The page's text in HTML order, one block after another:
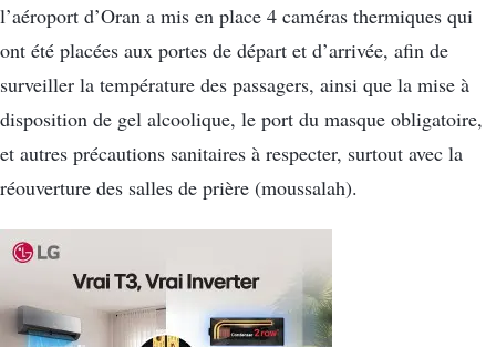
l’aéroport d’Oran a mis en place 4 caméras thermiques qui
ont été placées aux portes de départ et d’arrivée, afin de
surveiller la température des passagers, ainsi que la mise à
disposition de gel alcoolique, le port du masque obligatoire,
et autres précautions sanitaires à respecter, surtout avec la
réouverture des salles de prière (moussalah).